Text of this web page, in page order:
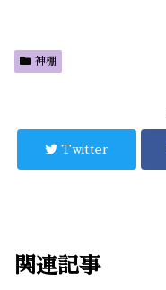
神棚
Twitter
関連記事